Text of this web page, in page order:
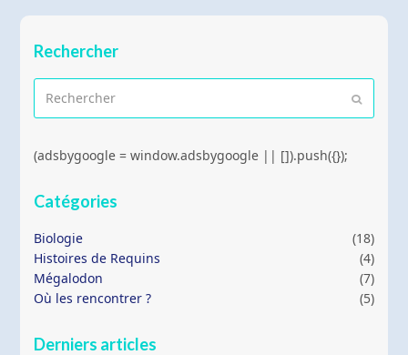
Rechercher
Rechercher
Envoyer
(adsbygoogle = window.adsbygoogle || []).push({});
Catégories
Biologie
(18)
Histoires de Requins
(4)
Mégalodon
(7)
Où les rencontrer ?
(5)
Derniers articles